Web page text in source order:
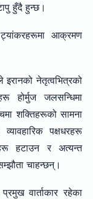
हुँदै हुन्छ।
ट्यांकरहरूमा आक्रमण
नेतृत्वभित्रको
होर्मुज जलसन्धिमा
शक्तिहरूको सामना
पक्षधरहरू
हटाउन र अत्यन्त
चाहन्छन्।
वार्ताकार रहेका